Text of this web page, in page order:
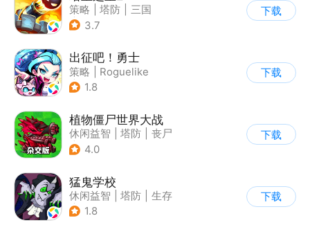
策略 塔防
三国
| 中国风
3.7
下载
出征吧！勇士
策略
Roguelike
| 末日
1.8
下载
植物僵尸世界大战
休闲益智 塔防
丧尸
| 卡通
4.0
下载
猛鬼学校
休闲益智 塔防
生存
| 暗黑
1.8
下载